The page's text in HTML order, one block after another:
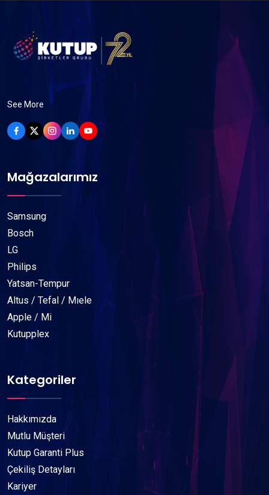
See More
Mağazalarımız
Samsung
Bosch
LG
Philips
Yatsan-Tempur
Altus / Tefal / Mıele
Apple / Mi
Kutupplex
Kategoriler
Hakkımızda
Mutlu Müşteri
Kutup Garanti Plus
Çekiliş Detayları
Kariyer